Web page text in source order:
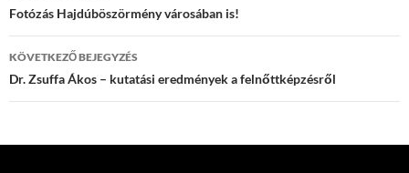
navigáció
Fotózás Hajdúböszörmény városában is!
KÖVETKEZŐ BEJEGYZÉS
Dr. Zsuffa Ákos – kutatási eredmények a felnőttképzésről